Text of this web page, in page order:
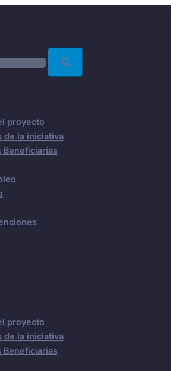
proyecto
de la iniciativa
Beneficiarias
proyecto
de la iniciativa
Beneficiarias